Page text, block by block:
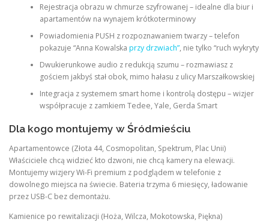
Rejestracja obrazu w chmurze szyfrowanej – idealne dla biur i
apartamentów na wynajem krótkoterminowy
Powiadomienia PUSH z rozpoznawaniem twarzy – telefon
pokazuje “Anna Kowalska przy drzwiach”, nie tylko “ruch wykryty
Dwukierunkowe audio z redukcją szumu – rozmawiasz z
gościem jakbyś stał obok, mimo hałasu z ulicy Marszałkowskiej
Integracja z systemem smart home i kontrolą dostępu – wizjer
współpracuje z zamkiem Tedee, Yale, Gerda Smart
Dla kogo montujemy w Śródmieściu
Apartamentowce (Złota 44, Cosmopolitan, Spektrum, Plac Unii)
Właściciele chcą widzieć kto dzwoni, nie chcą kamery na elewacji.
Montujemy wizjery Wi-Fi premium z podglądem w telefonie z
dowolnego miejsca na świecie. Bateria trzyma 6 miesięcy, ładowanie
przez USB-C bez demontażu.
Kamienice po rewitalizacji (Hoża, Wilcza, Mokotowska, Piękna)